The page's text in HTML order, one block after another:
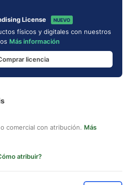
License NUEVO
físicos y digitales con nuestros
Más información
licencia
comercial con atribución. Más
atribuir?